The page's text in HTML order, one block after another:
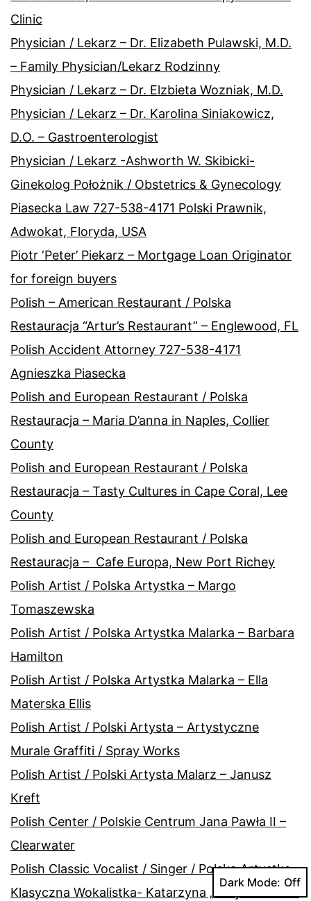
Clinic
Physician / Lekarz – Dr. Elizabeth Pulawski, M.D.
– Family Physician/Lekarz Rodzinny
Physician / Lekarz – Dr. Elzbieta Wozniak, M.D.
Physician / Lekarz – Dr. Karolina Siniakowicz,
D.O. – Gastroenterologist
Physician / Lekarz -Ashworth W. Skibicki-
Ginekolog Położnik / Obstetrics & Gynecology
Piasecka Law 727-538-4171 Polski Prawnik,
Adwokat, Floryda, USA
Piotr ‘Peter’ Piekarz – Mortgage Loan Originator
for foreign buyers
Polish – American Restaurant / Polska
Restauracja “Artur’s Restaurant” – Englewood, FL
Polish Accident Attorney 727-538-4171
Agnieszka Piasecka
Polish and European Restaurant / Polska
Restauracja – Maria D’anna in Naples, Collier
County
Polish and European Restaurant / Polska
Restauracja – Tasty Cultures in Cape Coral, Lee
County
Polish and European Restaurant / Polska
Restauracja – Cafe Europa, New Port Richey
Polish Artist / Polska Artystka – Margo
Tomaszewska
Polish Artist / Polska Artystka Malarka – Barbara
Hamilton
Polish Artist / Polska Artystka Malarka – Ella
Materska Ellis
Polish Artist / Polski Artysta – Artystyczne
Murale Graffiti / Spray Works
Polish Artist / Polski Artysta Malarz – Janusz
Kreft
Polish Center / Polskie Centrum Jana Pawła II –
Clearwater
Polish Classic Vocalist / Singer / Polska Artystka
Klasyczna Wokalistka- Katarzyna „Katy” Sumrow
Dark Mode: